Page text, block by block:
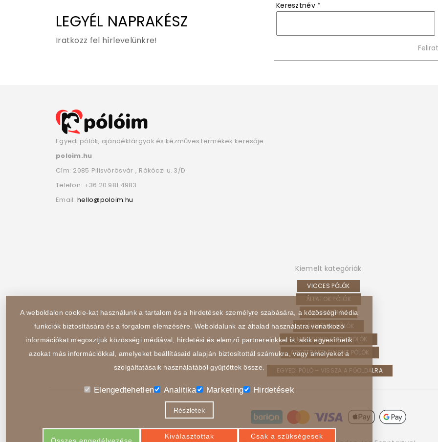
LEGYÉL NAPRAKÉSZ
Iratkozz fel hírlevelünkre!
Keresztnév *
Egyedi pólók, ajándéktárgyak és kézműves termékek keresője
poloim.hu
Cím: 2085 Pilisvörösvár , Rákóczi u. 3/D
Telefon: +36 20 981 4983
Email: hello@poloim.hu
Kiemelt kategóriák
VICCES PÓLÓK
ÁLLATOK PÓLÓK
HOBBI PÓLÓK
JÁRMŰVEK PÓLÓK
FILMEK, SOROZATOK PÓLÓK
ABSZTRAKT, ELVONT PÓLÓK
EGYEDI PÓLÓ – VISSZA A FŐOLDALRA
A weboldalon cookie-kat használunk a tartalom és a hirdetések személyre szabására, a közösségi média
funkciók biztosítására és a forgalom elemzésére. Weboldalunk az általad használatra vonatkozó
információkat megosztjuk közösségi médiával, hirdetési és elemző partnereinkkel is, akik egyesíthetik
azokat más információkkal, amelyeket beállításaid alapján biztosítottál számukra, vagy amelyeket a
szolgáltatásaik használatából gyűjtöttek össze.
Elengedtehetlen Analitika Marketing Hirdetések
Részletek
Kiválasztottak
Csak a szükségesek